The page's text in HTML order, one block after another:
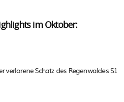
im Oktober:
verlorene Schatz des Regenwaldes S1